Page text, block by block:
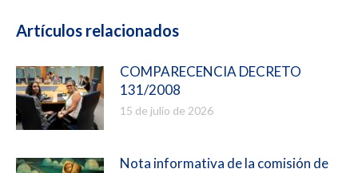
Artículos relacionados
COMPARECENCIA DECRETO
131/2008
15 de julio de 2026
Nota informativa de la comisión de